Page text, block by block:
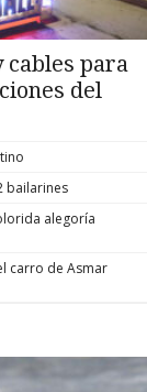
cables para
del
bailarines
alegoría
carro de Asmar